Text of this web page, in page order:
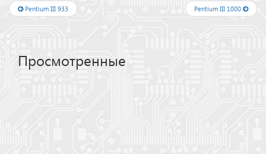
Pentium III 933 Pentium III 1000
Просмотренные